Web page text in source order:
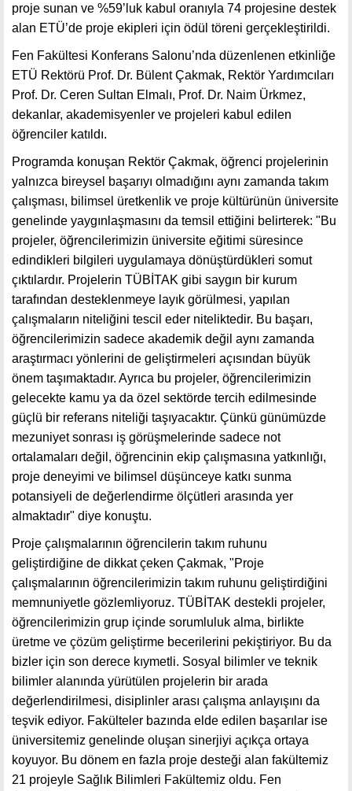
proje sunan ve %59’luk kabul oranıyla 74 projesine destek
alan ETÜ’de proje ekipleri için ödül töreni gerçekleştirildi.
Fen Fakültesi Konferans Salonu’nda düzenlenen etkinliğe
ETÜ Rektörü Prof. Dr. Bülent Çakmak, Rektör Yardımcıları
Prof. Dr. Ceren Sultan Elmalı, Prof. Dr. Naim Ürkmez,
dekanlar, akademisyenler ve projeleri kabul edilen
öğrenciler katıldı.
Programda konuşan Rektör Çakmak, öğrenci projelerinin
yalnızca bireysel başarıyı olmadığını aynı zamanda takım
çalışması, bilimsel üretkenlik ve proje kültürünün üniversite
genelinde yaygınlaşmasını da temsil ettiğini belirterek: "Bu
projeler, öğrencilerimizin üniversite eğitimi süresince
edindikleri bilgileri uygulamaya dönüştürdükleri somut
çıktılardır. Projelerin TÜBİTAK gibi saygın bir kurum
tarafından desteklenmeye layık görülmesi, yapılan
çalışmaların niteliğini tescil eder niteliktedir. Bu başarı,
öğrencilerimizin sadece akademik değil aynı zamanda
araştırmacı yönlerini de geliştirmeleri açısından büyük
önem taşımaktadır. Ayrıca bu projeler, öğrencilerimizin
gelecekte kamu ya da özel sektörde tercih edilmesinde
güçlü bir referans niteliği taşıyacaktır. Çünkü günümüzde
mezuniyet sonrası iş görüşmelerinde sadece not
ortalamaları değil, öğrencinin ekip çalışmasına yatkınlığı,
proje deneyimi ve bilimsel düşünceye katkı sunma
potansiyeli de değerlendirme ölçütleri arasında yer
almaktadır" diye konuştu.
Proje çalışmalarının öğrencilerin takım ruhunu
geliştirdiğine de dikkat çeken Çakmak, "Proje
çalışmalarının öğrencilerimizin takım ruhunu geliştirdiğini
memnuniyetle gözlemliyoruz. TÜBİTAK destekli projeler,
öğrencilerimizin grup içinde sorumluluk alma, birlikte
üretme ve çözüm geliştirme becerilerini pekiştiriyor. Bu da
bizler için son derece kıymetli. Sosyal bilimler ve teknik
bilimler alanında yürütülen projelerin bir arada
değerlendirilmesi, disiplinler arası çalışma anlayışını da
teşvik ediyor. Fakülteler bazında elde edilen başarılar ise
üniversitemiz genelinde oluşan sinerjiyi açıkça ortaya
koyuyor. Bu dönem en fazla proje desteği alan fakültemiz
21 projeyle Sağlık Bilimleri Fakültemiz oldu. Fen